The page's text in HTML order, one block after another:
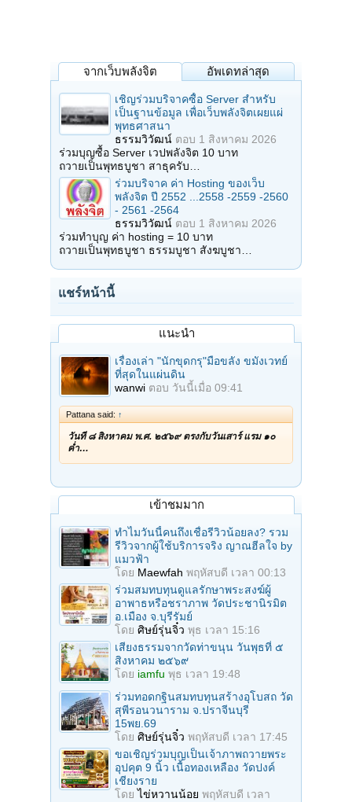
จากเว็บพลังจิต อัพเดทล่าสุด
เชิญร่วมบริจาคซื้อ Server สำหรับ
เป็นฐานข้อมูล เพื่อเว็บพลังจิตเผยแผ่
พุทธศาสนา
ธรรมวิวัฒน์ ตอบ 1 สิงหาคม 2026
ร่วมบุญซื้อ Server เวปพลังจิต 10 บาท
ถวายเป็นพุทธบูชา สาธุครับ…
ร่วมบริจาค ค่า Hosting ของเว็บ
พลังจิต ปี 2552 ...2558 -2559 -2560
- 2561 -2564
ธรรมวิวัฒน์ ตอบ 1 สิงหาคม 2026
ร่วมทำบุญ ค่า hosting = 10 บาท
ถวายเป็นพุทธบูชา ธรรมบูชา สังฆบูชา…
แชร์หน้านี้
แนะนำ
เรื่องเล่า "นักขุดกรุ"มือขลัง ขมังเวทย์
ที่สุดในแผ่นดิน
wanwi ตอบ วันนี้เมื่อ 09:41
Pattana said: ↑
วันที่ ๘ สิงหาคม พ.ศ. ๒๕๖๙ ตรงกับวันเสาร์ แรม ๑๐
ค่ำ…
เข้าชมมาก
ทำไมวันนี้คนถึงเชื่อรีวิวน้อยลง? รวม
รีวิวจากผู้ใช้บริการจริง ญาณฮีลใจ by
แมวฟ้า
โดย Maewfah พฤหัสบดี เวลา 00:13
ร่วมสมทบทุนดูแลรักษาพระสงฆ์ผู้
อาพาธหรือชราภาพ วัดประชานิรมิต
อ.เมือง จ.บุรีรัมย์
โดย ศิษย์รุ่นจิ๋ว พุธ เวลา 15:16
เสียงธรรมจากวัดท่าขนุน วันพุธที่ ๕
สิงหาคม ๒๕๖๙
โดย iamfu พุธ เวลา 19:48
ร่วมทอดกฐินสมทบทุนสร้างอุโบสถ วัด
สุพีรอนวนาราม จ.ปราจีนบุรี
15พย.69
โดย ศิษย์รุ่นจิ๋ว พฤหัสบดี เวลา 17:45
ขอเชิญร่วมบุญเป็นเจ้าภาพถวายพระ
อุปคุต 9 นิ้ว เนื้อทองเหลือง วัดปงค์
เชียงราย
โดยไข่หวานน้อย พฤหัสบดี เวลา